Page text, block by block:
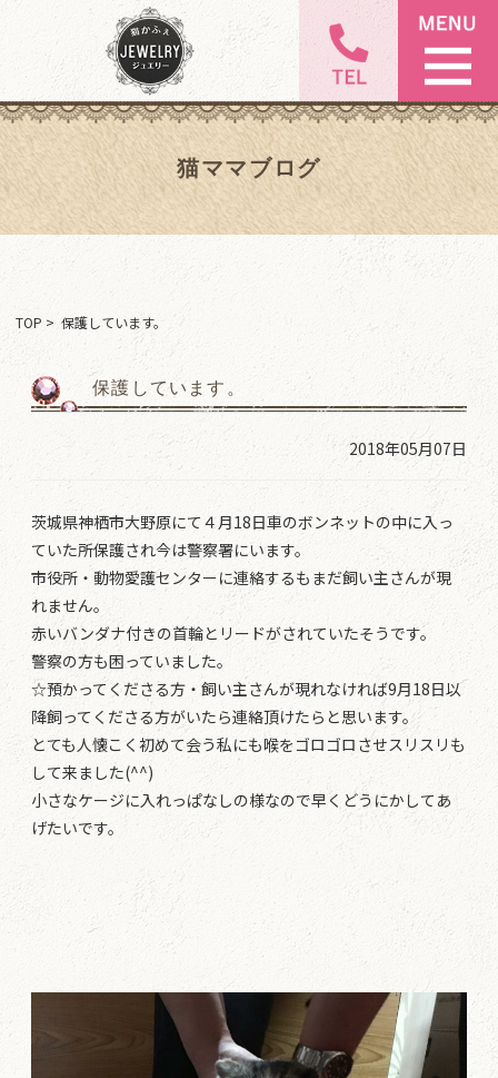
猫ママブログ
TOP > 保護しています。
保護しています。
2018年05月07日
茨城県神栖市大野原にて４月18日車のボンネットの中に入っ
ていた所保護され今は警察署にいます。
市役所・動物愛護センターに連絡するもまだ飼い主さんが現
れません。
赤いバンダナ付きの首輪とリードがされていたそうです。
警察の方も困っていました。
☆預かってくださる方・飼い主さんが現れなければ9月18日以
降飼ってくださる方がいたら連絡頂けたらと思います。
とても人懐こく初めて会う私にも喉をゴロゴロさせスリスリも
して来ました(^^)
小さなケージに入れっぱなしの様なので早くどうにかしてあ
げたいです。